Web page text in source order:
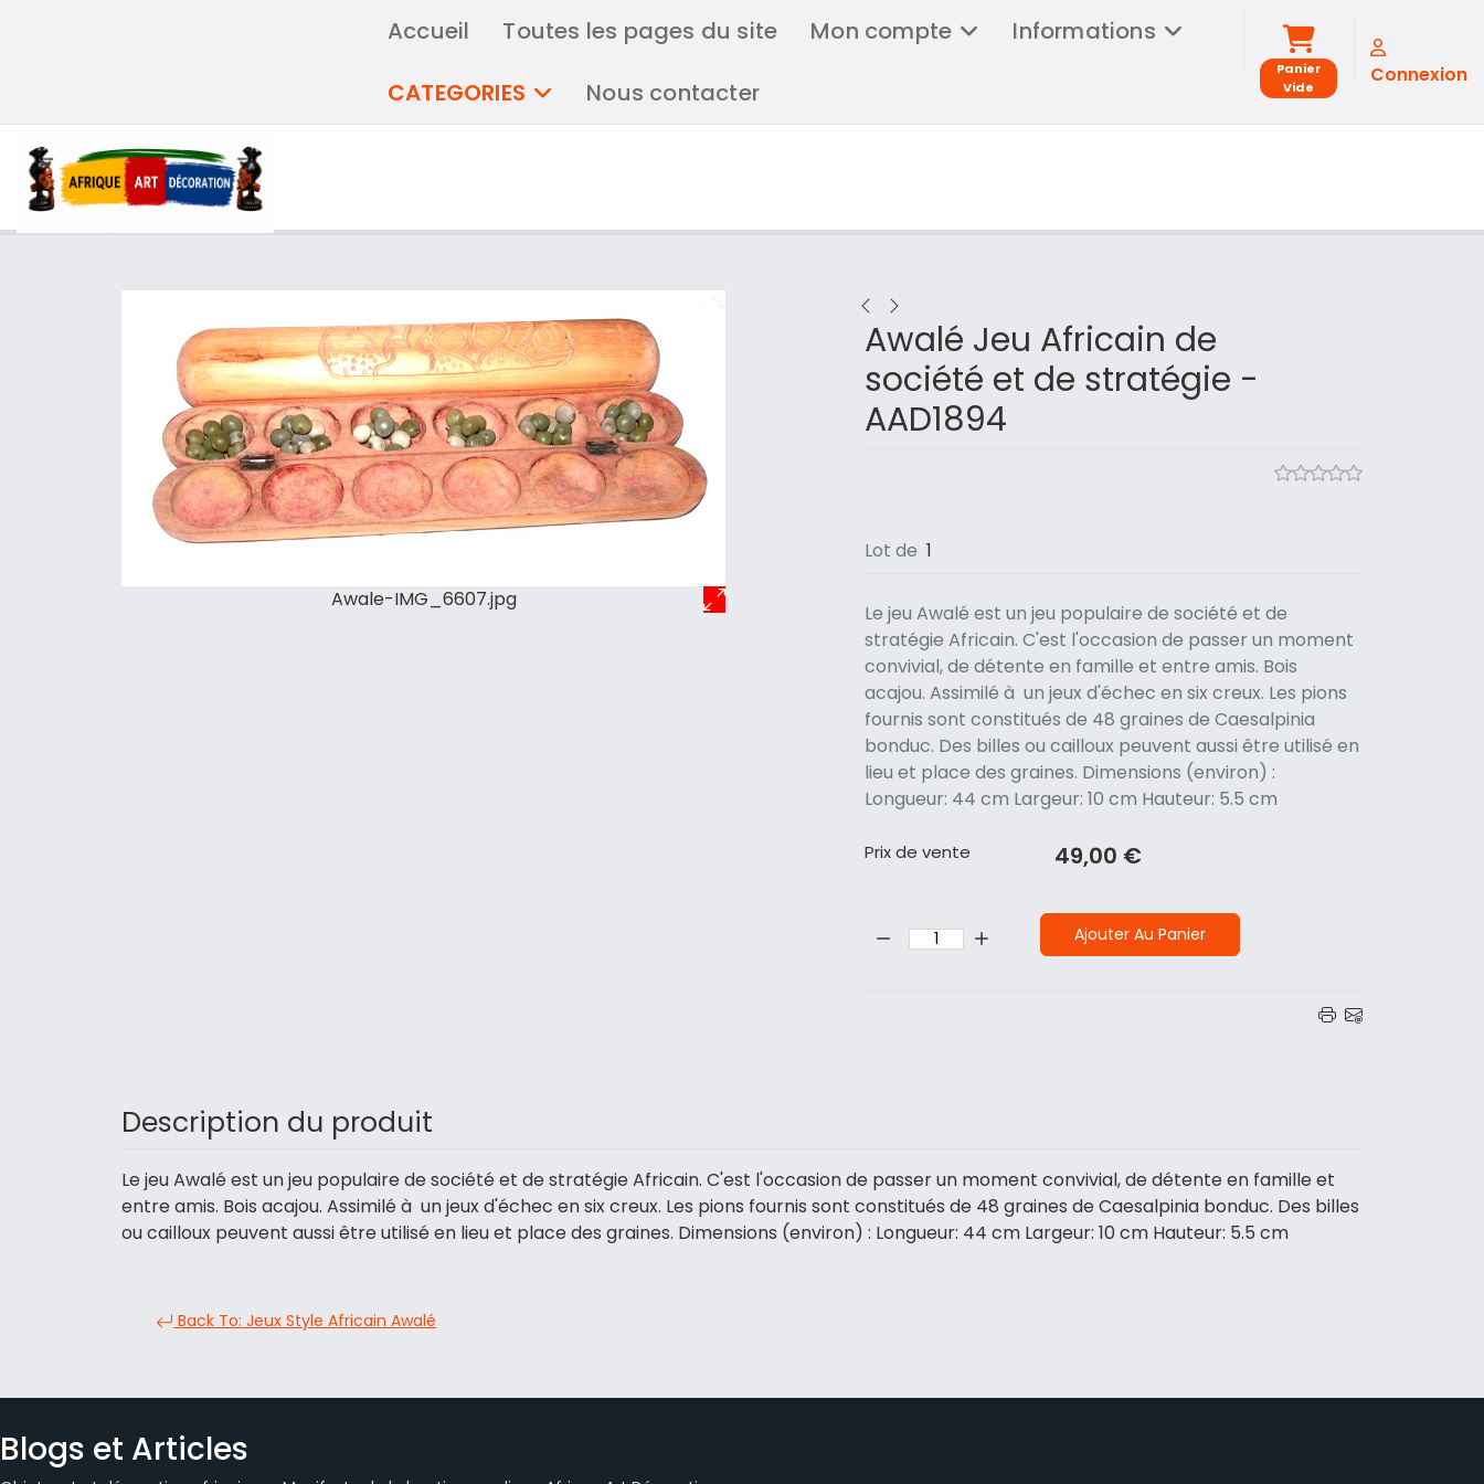
Accueil Toutes les pages du site Mon compte
Informations
CATEGORIES
Nous contacter
Panier
Vide
Connexion
Awale-IMG_6607.jpg
Awalé Jeu Africain de
société et de stratégie -
AAD1894
Lot de 1
Le jeu Awalé est un jeu populaire de société et de
stratégie Africain. C'est l'occasion de passer un moment
convivial, de détente en famille et entre amis. Bois
acajou. Assimilé à un jeux d'échec en six creux. Les pions
fournis sont constitués de 48 graines de Caesalpinia
bonduc. Des billes ou cailloux peuvent aussi être utilisé en
lieu et place des graines. Dimensions (environ) :
Longueur: 44 cm Largeur: 10 cm Hauteur: 5.5 cm
Prix ​​de vente 49,00 €
Quantité: Ajouter Au Panier
Description du produit
Le jeu Awalé est un jeu populaire de société et de stratégie Africain. C'est l'occasion de passer un moment convivial, de détente en famille et
entre amis. Bois acajou. Assimilé à un jeux d'échec en six creux. Les pions fournis sont constitués de 48 graines de Caesalpinia bonduc. Des billes
ou cailloux peuvent aussi être utilisé en lieu et place des graines. Dimensions (environ) : Longueur: 44 cm Largeur: 10 cm Hauteur: 5.5 cm
Back To: Jeux Style Africain Awalé
Blogs et Articles